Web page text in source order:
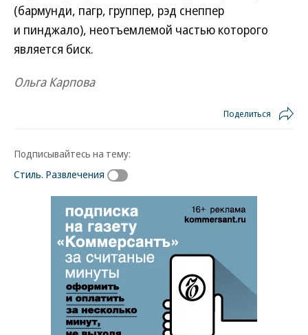
(бармунди, пагр, группер, рэд снеппер
и пинджало), неотъемлемой частью которого
является биск.
Ольга Карпова
Поделиться
Подписывайтесь на тему:
Стиль. Развлечения